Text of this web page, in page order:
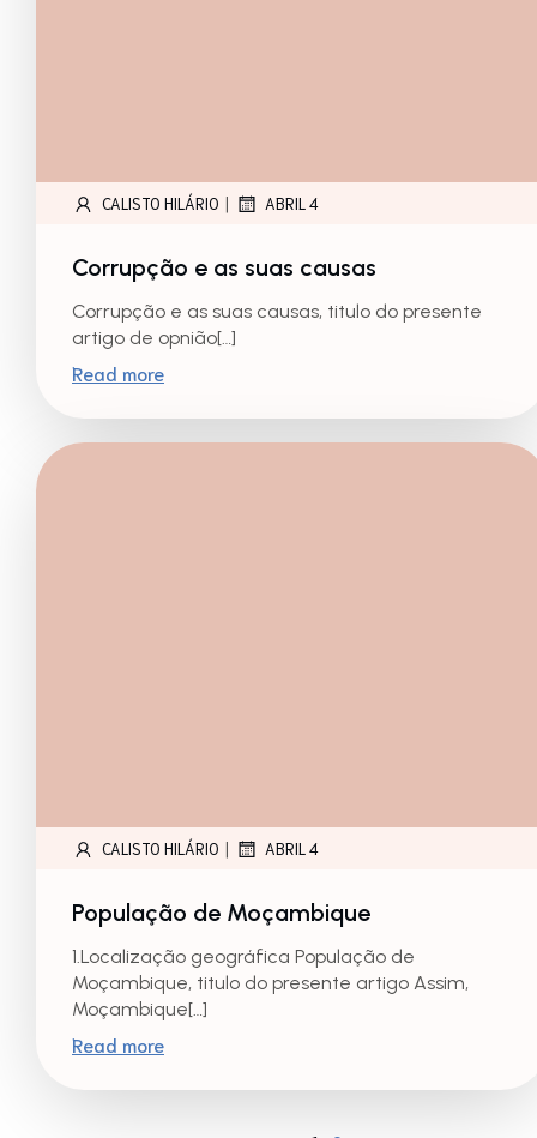
CALISTO HILÁRIO | ABRIL 4
Corrupção e as suas causas
Corrupção e as suas causas, titulo do presente
artigo de opnião[…]
Read more
CALISTO HILÁRIO | ABRIL 4
População de Moçambique
1.Localização geográfica População de
Moçambique, titulo do presente artigo Assim,
Moçambique[…]
Read more